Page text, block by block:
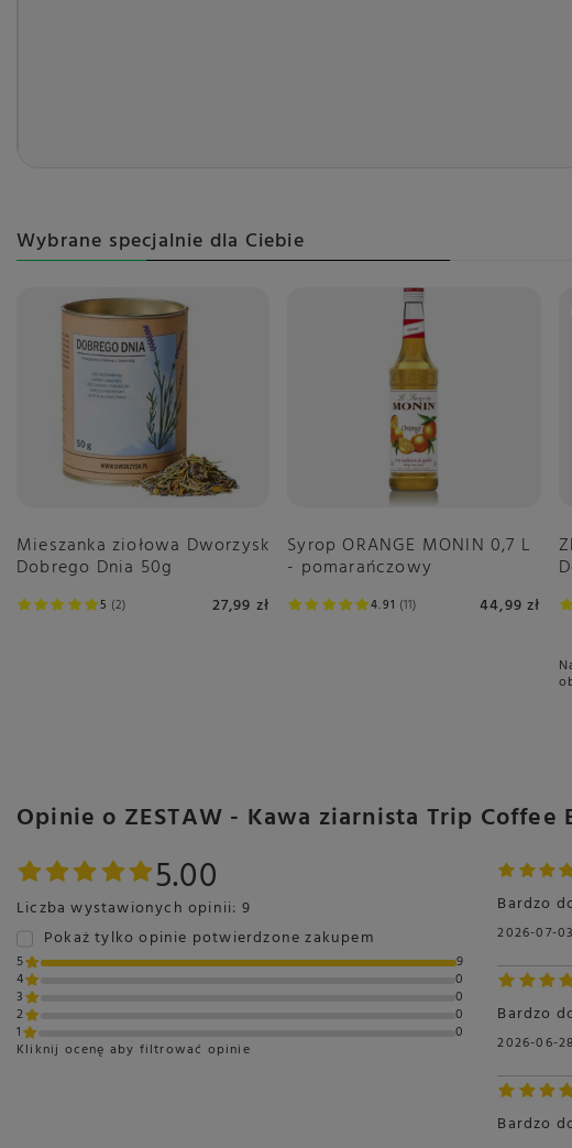
Wybrane specjalnie dla Ciebie
5 2
Mieszanka ziołowa Dworzysk
Dobrego Dnia 50g
27,99 zł 4.91 11
Syrop ORANGE MONIN 0,7 L
- pomarańczowy
44,99 zł
Opinie o ZESTAW - Kawa ziarnista Trip
5.00
Liczba wystawionych opinii: 9
Pokaż tylko opinie potwierdzone zakupem
5
9
4
0
3
0
2
0
1
0
Kliknij ocenę aby filtrować opinie
Bardzo
2026-07-
Bardzo
2026-06-28
Bardzo